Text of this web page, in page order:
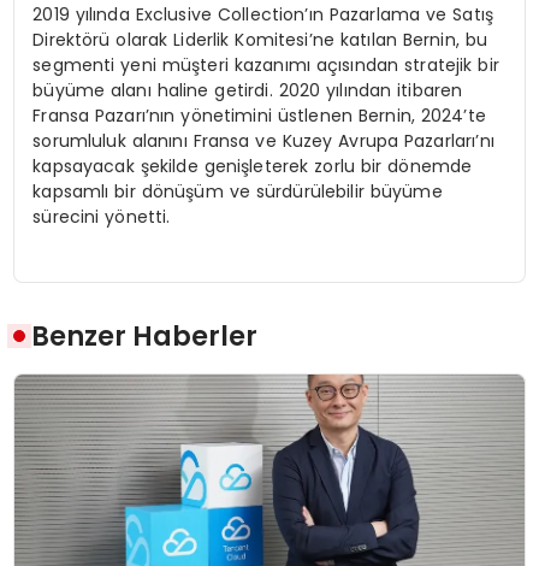
2019 yılında Exclusive Collection’ın Pazarlama ve Satış
Direktörü olarak Liderlik Komitesi’ne katılan Bernin, bu
segmenti yeni müşteri kazanımı açısından stratejik bir
büyüme alanı haline getirdi. 2020 yılından itibaren
Fransa Pazarı’nın yönetimini üstlenen Bernin, 2024’te
sorumluluk alanını Fransa ve Kuzey Avrupa Pazarları’nı
kapsayacak şekilde genişleterek zorlu bir dönemde
kapsamlı bir dönüşüm ve sürdürülebilir büyüme
sürecini yönetti.
Benzer Haberler